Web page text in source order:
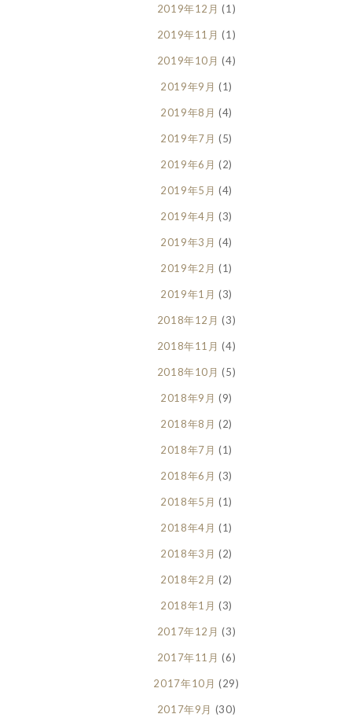
2019年12月 (1)
2019年11月 (1)
2019年10月 (4)
2019年9月 (1)
2019年8月 (4)
2019年7月 (5)
2019年6月 (2)
2019年5月 (4)
2019年4月 (3)
2019年3月 (4)
2019年2月 (1)
2019年1月 (3)
2018年12月 (3)
2018年11月 (4)
2018年10月 (5)
2018年9月 (9)
2018年8月 (2)
2018年7月 (1)
2018年6月 (3)
2018年5月 (1)
2018年4月 (1)
2018年3月 (2)
2018年2月 (2)
2018年1月 (3)
2017年12月 (3)
2017年11月 (6)
2017年10月 (29)
2017年9月 (30)